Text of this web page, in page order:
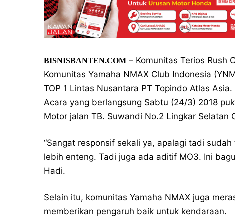
BISNISBANTEN.COM – Komunitas Terios Rush
Komunitas Yamaha NMAX Club Indonesia
TOP 1 Lintas Nusantara PT Topindo Atlas Asia.
Acara yang berlangsung Sabtu (24/3) 2018
Motor jalan TB. Suwandi No.2 Lingkar Selatan
“Sangat responsif sekali ya, apalagi tadi
lebih enteng. Tadi juga ada aditif MO3. Ini
Hadi.
Selain itu, komunitas Yamaha NMAX juga
memberikan pengaruh baik untuk kendaraan.